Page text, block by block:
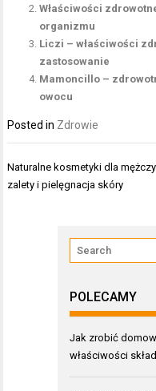
Właściwości
organizmu
Liczi – właściwości
zastosowanie
Mamoncillo –
owocu
Posted in Zdrowie
Nawigacja
wpisu
Naturalne kosmetyki dla
zalety i pielęgnacja skóry
POLECAMY
Jak zrobić
właściwości